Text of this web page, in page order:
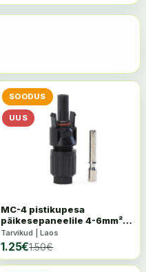
SOODUS
UUS
MC-4 pistikupesa
päikesepaneelile 4-6mm²
1500VDC, IP68 isane
Tarvikud | Laos
1.25€1.50€